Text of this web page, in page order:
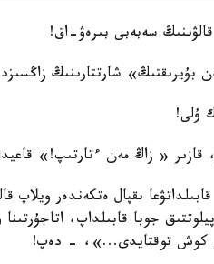
قالۋىنىڭ سەبەبى بىرەۋ-اق!
بۇيرىقتىڭ» شارتتارىنىڭ
ۇلى!
قازىر « زاڭ مەن ءتارتىپ!»
ىقپال ەتكەندەر ويلاپ
جوبا قابىلداپ،
كوش توقتايدى...»، - دەپ!